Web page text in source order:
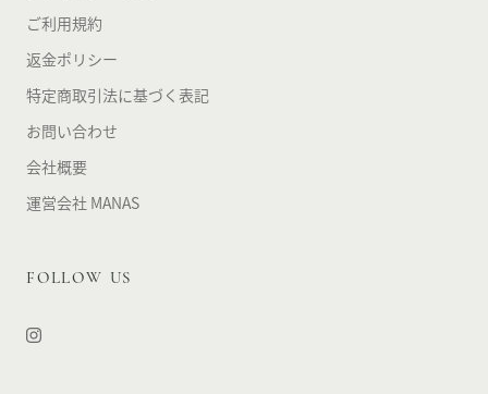
ご利用規約
返金ポリシー
特定商取引法に基づく表記
お問い合わせ
会社概要
運営会社 MANAS
FOLLOW US